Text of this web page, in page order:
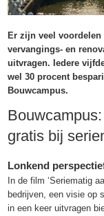
Er zijn veel
vervangings- en
uitvragen. Iedere
wel 30 procent
Bouwcampus.
gratis bij
Lonkend
In de film ‘Seriematig
bedrijven, een visie op
in een keer uitvragen